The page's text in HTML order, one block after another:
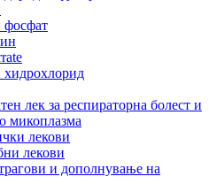
фосфат
лек за респираторна болест и
микоплазма
лекови
лекови
и дополнување на